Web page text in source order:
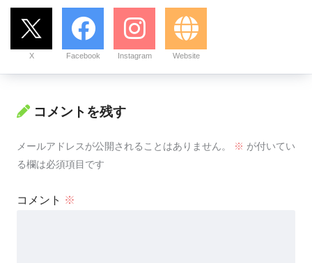
X Facebook Instagram Website
コメントを残す
メールアドレスが公開されることはありません。 ※ が付いてい
る欄は必須項目です
コメント ※